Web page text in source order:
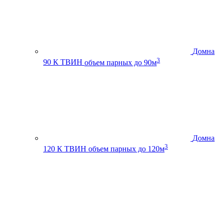
Домна
90 К ТВИН объем парных до 90м3
Домна
120 К ТВИН объем парных до 120м3